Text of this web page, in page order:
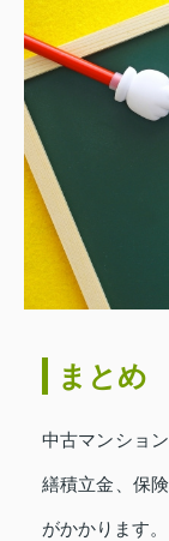
まとめ
中古マンショ
繕積立金、保
がかかります。